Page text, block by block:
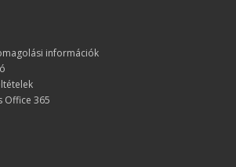
információk
Office 365